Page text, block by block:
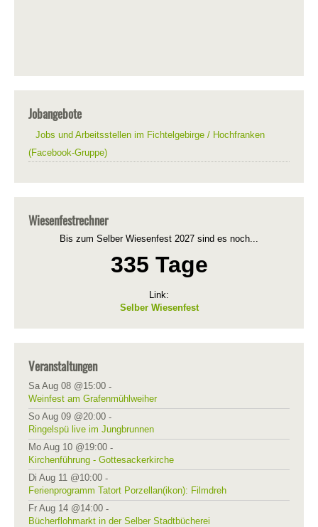
Jobangebote
Jobs und Arbeitsstellen im Fichtelgebirge / Hochfranken
(Facebook-Gruppe)
Wiesenfestrechner
Bis zum Selber Wiesenfest 2027 sind es noch...
335 Tage
Link:
Selber Wiesenfest
Veranstaltungen
Sa Aug 08 @15:00 -
Weinfest am Grafenmühlweiher
So Aug 09 @20:00 -
Ringelspü live im Jungbrunnen
Mo Aug 10 @19:00 -
Kirchenführung - Gottesackerkirche
Di Aug 11 @10:00 -
Ferienprogramm Tatort Porzellan(ikon): Filmdreh
Fr Aug 14 @14:00 -
Bücherflohmarkt in der Selber Stadtbücherei